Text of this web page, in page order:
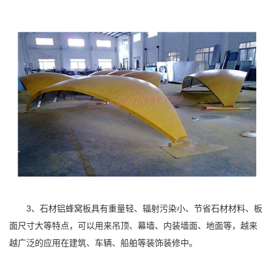
3、石材铝蜂窝板具有重量轻、辐射污染小、节省石材材料、板
面尺寸大等特点，可以用来吊顶、幕墙、内装墙面、地面等，越来
越广泛的应用在建筑、车辆、船舶等装饰装修中。